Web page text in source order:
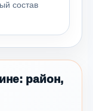
состав
район,